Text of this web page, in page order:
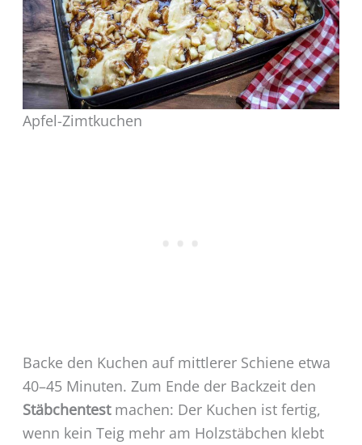
Apfel-Zimtkuchen
Backe den Kuchen auf mittlerer Schiene etwa
40–45 Minuten. Zum Ende der Backzeit den
Stäbchentestmachen: Der Kuchen ist fertig,
wenn kein Teig mehr am Holzstäbchen klebt